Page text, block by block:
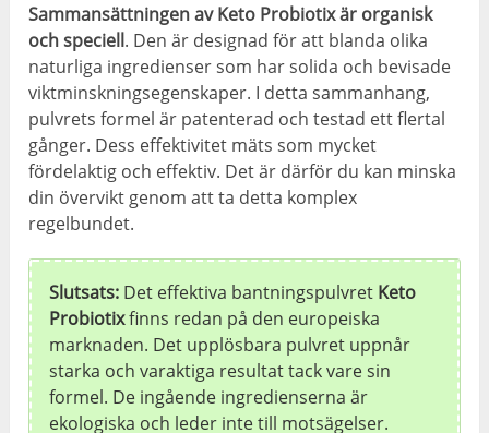
Sammansättningen av Keto Probiotix är organisk
och speciell. Den är designad för att blanda olika
naturliga ingredienser som har solida och bevisade
viktminskningsegenskaper. I detta sammanhang,
pulvrets formel är patenterad och testad ett flertal
gånger. Dess effektivitet mäts som mycket
fördelaktig och effektiv. Det är därför du kan minska
din övervikt genom att ta detta komplex
regelbundet.
Slutsats: Det effektiva bantningspulvret Keto
Probiotixfinns redan på den europeiska
marknaden. Det upplösbara pulvret uppnår
starka och varaktiga resultat tack vare sin
formel. De ingående ingredienserna är
ekologiska och leder inte till motsägelser.